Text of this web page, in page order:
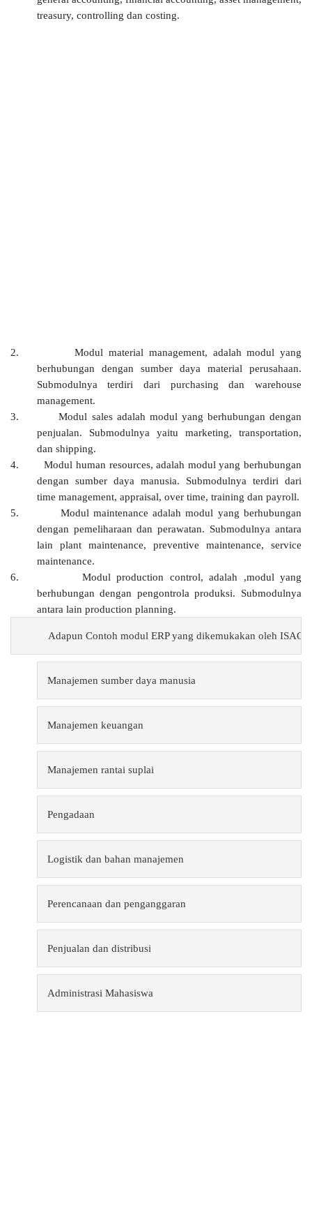
treasury, controlling dan costing.
2.
Modul material management, adalah modul yang
berhubungan dengan sumber daya material perusahaan.
Submodulnya terdiri dari purchasing dan warehouse
management.
3.
Modul sales adalah modul yang berhubungan dengan
penjualan. Submodulnya yaitu marketing, transportation,
dan shipping.
4.
Modul human resources, adalah modul yang berhubungan
dengan sumber daya manusia. Submodulnya terdiri dari
time management, appraisal, over time, training dan payroll.
5.
Modul maintenance adalah modul yang berhubungan
dengan pemeliharaan dan perawatan. Submodulnya antara
lain plant maintenance, preventive maintenance, service
maintenance.
6.
Modul production control, adalah ,modul yang
berhubungan dengan pengontrola produksi. Submodulnya
antara lain production planning.
Adapun Contoh modul ERP yang dikemukakan oleh
Manajemen sumber daya manusia
Manajemen keuangan
Manajemen rantai suplai
Pengadaan
Logistik dan bahan manajemen
Perencanaan dan penganggaran
Penjualan dan distribusi
Administrasi Mahasiswa